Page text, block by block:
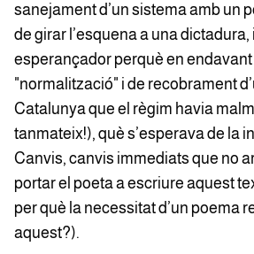
sanejament d’un sistema amb un
de girar l’esquena a una dictadura,
esperançador perquè en endavant
"normalització" i de recobrament
Catalunya que el règim havia
tanmateix!), què s’esperava de la
Canvis, canvis immediats que no
portar el poeta a escriure aquest
per què la necessitat d’un poema
aquest?).